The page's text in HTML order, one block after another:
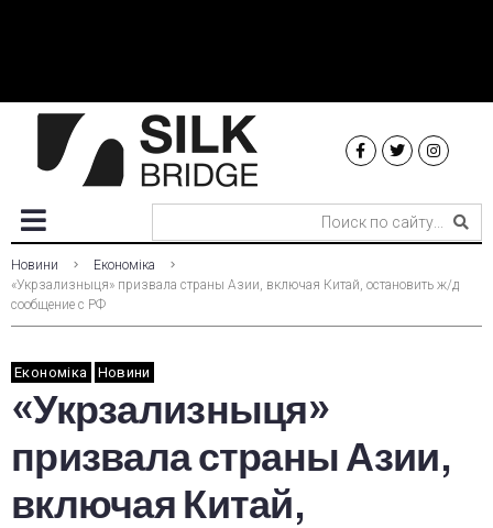
Новини
Економіка
«Укрзализныця» призвала страны Азии, включая Китай, остановить ж/д
сообщение с РФ
Економіка Новини
«Укрзализныця»
призвала страны Азии,
включая Китай,